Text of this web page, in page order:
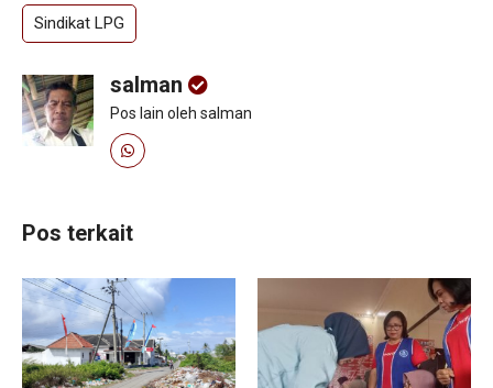
Sindikat LPG
salman
Pos lain oleh salman
Pos terkait